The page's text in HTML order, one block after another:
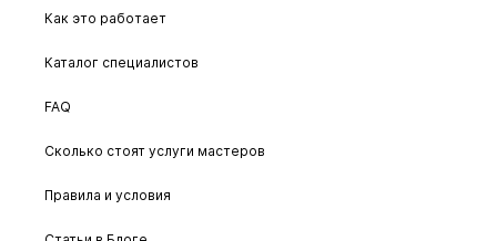
Как это работает
Каталог специалистов
FAQ
Сколько стоят услуги мастеров
Правила и условия